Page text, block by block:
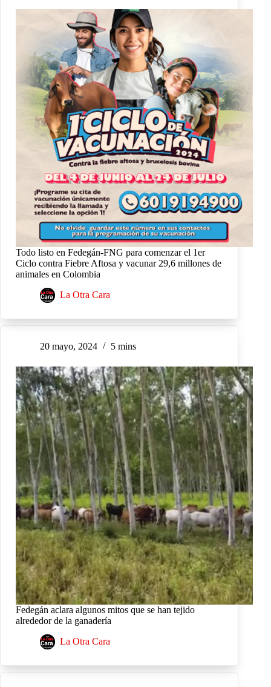
Todo listo en Fedegán-FNG para comenzar el 1er
Ciclo contra Fiebre Aftosa y vacunar 29,6 millones de
animales en Colombia
La Otra Cara
20 mayo, 2024 5 mins
Fedegán aclara algunos mitos que se han tejido
alrededor de la ganadería
La Otra Cara